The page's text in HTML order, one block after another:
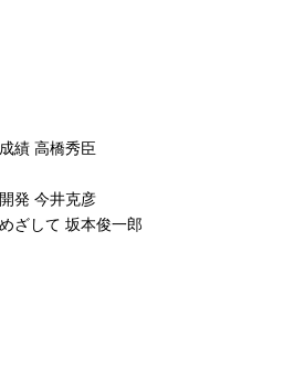
績 高橋秀臣
発 今井克彦
ざして 坂本俊一郎